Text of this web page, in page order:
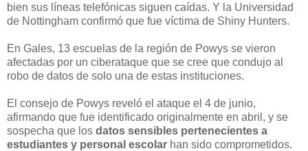
bien sus líneas telefónicas siguen caídas. Y la Universidad
de Nottingham confirmó que fue víctima de Shiny Hunters.
En Gales, 13 escuelas de la región de Powys se vieron
afectadas por un ciberataque que se cree que condujo al
robo de datos de solo una de estas instituciones.
El consejo de Powys reveló el ataque el 4 de junio,
afirmando que fue identificado originalmente en abril, y se
sospecha que los datos sensibles pertenecientes a
estudiantes y personal escolar han sido comprometidos.